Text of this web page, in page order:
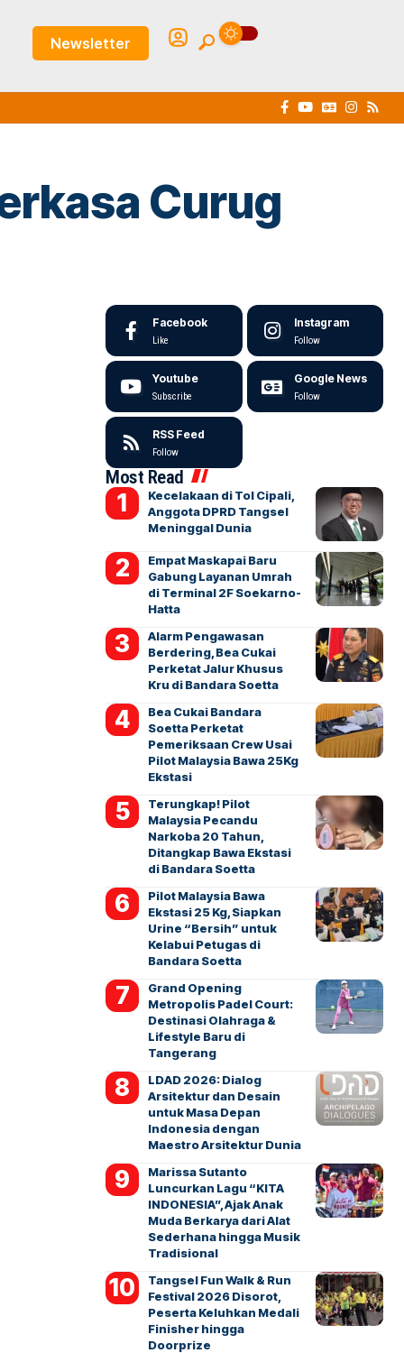
Newsletter
Curug
Facebook
Like
Instagram
Follow
Youtube
Subscribe
Google News
Follow
RSS Feed
Follow
Most Read
Kecelakaan di Tol Cipali,
Anggota DPRD Tangsel
Meninggal Dunia
Empat Maskapai Baru
Gabung Layanan Umrah
di Terminal 2F Soekarno-
Hatta
Alarm Pengawasan
Berdering, Bea Cukai
Perketat Jalur Khusus
Kru di Bandara Soetta
Bea Cukai Bandara
Soetta Perketat
Pemeriksaan Crew Usai
Pilot Malaysia Bawa 25Kg
Ekstasi
Terungkap! Pilot
Malaysia Pecandu
Narkoba 20 Tahun,
Ditangkap Bawa Ekstasi
di Bandara Soetta
Pilot Malaysia Bawa
Ekstasi 25 Kg, Siapkan
Urine “Bersih” untuk
Kelabui Petugas di
Bandara Soetta
Grand Opening
Metropolis Padel Court:
Destinasi Olahraga &
Lifestyle Baru di
Tangerang
LDAD 2026: Dialog
Arsitektur dan Desain
untuk Masa Depan
Indonesia dengan
Maestro Arsitektur Dunia
Marissa Sutanto
Luncurkan Lagu “KITA
INDONESIA”, Ajak Anak
Muda Berkarya dari Alat
Sederhana hingga Musik
Tradisional
Tangsel Fun Walk & Run
Festival 2026 Disorot,
Peserta Keluhkan Medali
Finisher hingga
Doorprize